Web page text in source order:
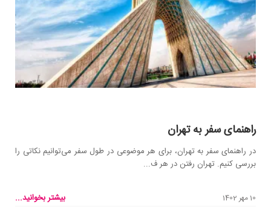
راهنمای سفر به تهران
در راهنمای سفر به تهران، برای هر موضوعی در طول سفر می‌توانیم نکاتی را
بررسی کنیم. تهران رفتن در هر ف...
10 مهر 1402 بیشتر بخوانید...